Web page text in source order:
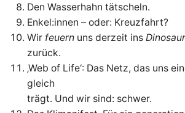
Den Wasserhahn tätscheln.
Enkel:innen – oder: Kreuzfahrt?
Wir feuernuns derzeit ins
zurück.
‚Web of Life‘: Das Netz, das uns
gleich
trägt. Und wir sind: schwer.